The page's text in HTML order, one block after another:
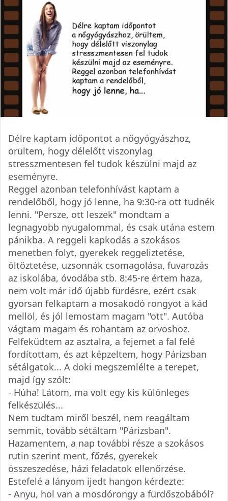
Délre kaptam időpontot a nőgyógyászhoz,
örültem, hogy délelőtt viszonylag
stresszmentesen fel tudok készülni majd az
eseményre.
Reggel azonban telefonhívást kaptam a
rendelőből, hogy jó lenne, ha 9:30-ra ott tudnék
lenni. "Persze, ott leszek" mondtam a
legnagyobb nyugalommal, és csak utána estem
pánikba. A reggeli kapkodás a szokásos
menetben folyt, gyerekek reggeliztetése,
öltöztetése, uzsonnák csomagolása, fuvarozás
az iskolába, óvodába stb. 8:45-re értem haza,
nem volt már idő újabb fürdésre, ezért csak
gyorsan felkaptam a mosakodó rongyot a kád
mellöl, és jól lemostam magam "ott". Autóba
vágtam magam és rohantam az orvoshoz.
Felfeküdtem az asztalra, a fejemet a fal felé
fordítottam, és azt képzeltem, hogy Párizsban
sétálgatok... A doki megszemlélte a terepet,
majd így szólt:
- Húha! Látom, ma volt egy kis különleges
felkészülés...
Nem tudtam miről beszél, nem reagáltam
semmit, tovább sétáltam "Párizsban".
Hazamentem, a nap további része a szokásos
rutin szerint ment, főzés, gyerekek
összeszedése, házi feladatok ellenőrzése.
Estefelé a lányom ijedt hangon kérdezte:
- Anyu, hol van a mosdórongy a fürdőszobából?